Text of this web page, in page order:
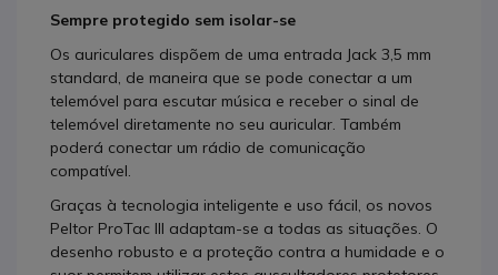
Sempre protegido sem isolar-se
Os auriculares dispõem de uma entrada Jack 3,5 mm
standard, de maneira que se pode conectar a um
telemóvel para escutar música e receber o sinal de
telemóvel diretamente no seu auricular. Também
poderá conectar um rádio de comunicação
compatível.
Graças à tecnologia inteligente e uso fácil, os novos
Peltor ProTac III adaptam-se a todas as situações. O
desenho robusto e a proteção contra a humidade e o